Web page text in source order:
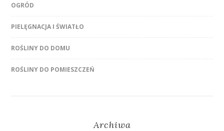
OGRÓD
PIELĘGNACJA I ŚWIATŁO
ROŚLINY DO DOMU
ROŚLINY DO POMIESZCZEŃ
Archiwa